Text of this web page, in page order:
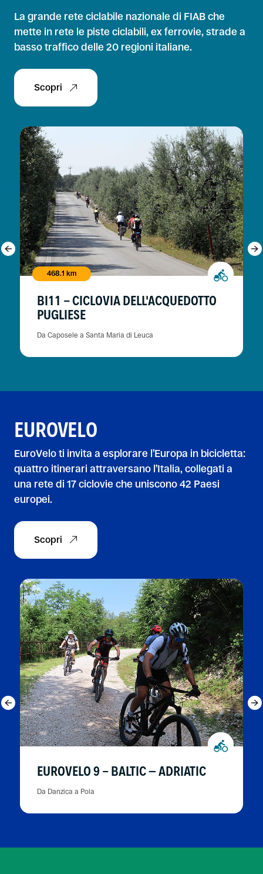
La grande rete ciclabile nazionale di FIAB che
mette in rete le piste ciclabili, ex ferrovie, strade a
basso traffico delle 20 regioni italiane.
Scopri
468.1 km
BI11 - CICLOVIA DELL'ACQUEDOTTO
PUGLIESE
Da Caposele a Santa Maria di Leuca
EUROVELO
EuroVelo ti invita a esplorare l’Europa in bicicletta:
quattro itinerari attraversano l’Italia, collegati a
una rete di 17 ciclovie che uniscono 42 Paesi
europei.
Scopri
EUROVELO 9 - BALTIC – ADRIATIC
Da Danzica a Pola